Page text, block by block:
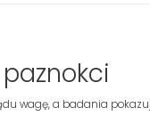
wagę, a badania